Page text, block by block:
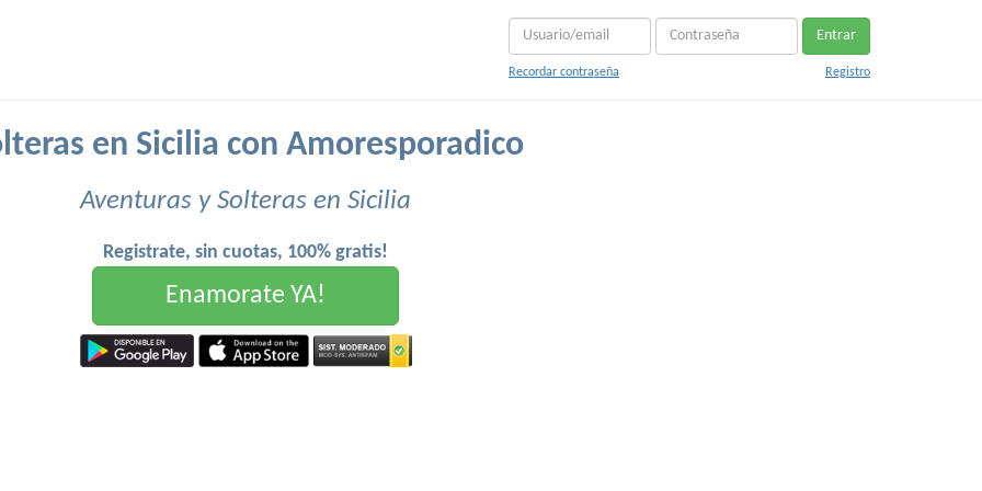
Entrar
Recordar contraseña Registro
en Sicilia con Amoresporadico
Aventuras y Solteras en Sicilia
Registrate, sin cuotas, 100% gratis!
Enamorate YA!